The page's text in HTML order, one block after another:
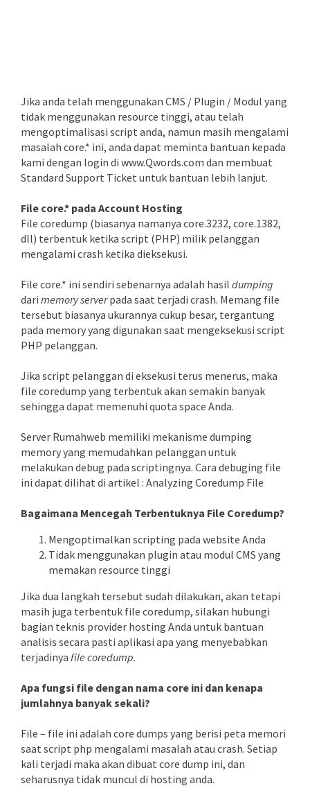
Jika anda telah menggunakan CMS / Plugin / Modul yang
tidak menggunakan resource tinggi, atau telah
mengoptimalisasi script anda, namun masih mengalami
masalah core.* ini, anda dapat meminta bantuan kepada
kami dengan login di www.Qwords.com dan membuat
Standard Support Ticket untuk bantuan lebih lanjut.
File core.* pada Account Hosting
File coredump (biasanya namanya core.3232, core.1382,
dll) terbentuk ketika script (PHP) milik pelanggan
mengalami crash ketika dieksekusi.
File core.* ini sendiri sebenarnya adalah hasil dumping
dari memory serverpada saat terjadi crash. Memang file
tersebut biasanya ukurannya cukup besar, tergantung
pada memory yang digunakan saat mengeksekusi script
PHP pelanggan.
Jika script pelanggan di eksekusi terus menerus, maka
file coredump yang terbentuk akan semakin banyak
sehingga dapat memenuhi quota space Anda.
Server Rumahweb memiliki mekanisme dumping
memory yang memudahkan pelanggan untuk
melakukan debug pada scriptingnya. Cara debuging file
ini dapat dilihat di artikel : Analyzing Coredump File
Bagaimana Mencegah Terbentuknya File Coredump?
Mengoptimalkan scripting pada website Anda
Tidak menggunakan plugin atau modul CMS yang
memakan resource tinggi
Jika dua langkah tersebut sudah dilakukan, akan tetapi
masih juga terbentuk file coredump, silakan hubungi
bagian teknis provider hosting Anda untuk bantuan
analisis secara pasti aplikasi apa yang menyebabkan
terjadinya file coredump.
Apa fungsi file dengan nama core ini dan kenapa
jumlahnya banyak sekali?
File – file ini adalah core dumps yang berisi peta memori
saat script php mengalami masalah atau crash. Setiap
kali terjadi maka akan dibuat core dump ini, dan
seharusnya tidak muncul di hosting anda.